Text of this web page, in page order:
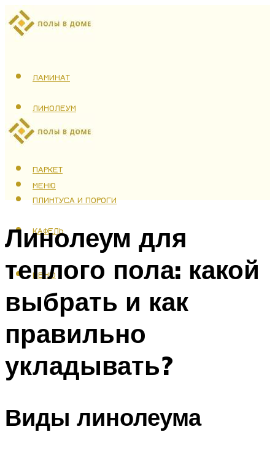
ЛАМИНАТ
ЛИНОЛЕУМ
ТЕПЛЫЙ ПОЛ
ПАРКЕТ
ПЛИНТУСА И ПОРОГИ
КАФЕЛЬ
МЕНЮ
МЕНЮ
Линолеум для
теплого пола: какой
выбрать и как
правильно
укладывать?
Виды линолеума